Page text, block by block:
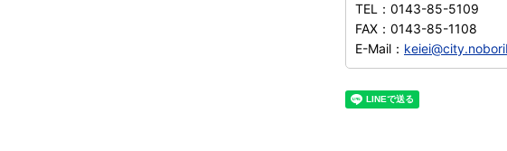
TEL： 0143-85-5109
FAX： 0143-85-1108
E-Mail：